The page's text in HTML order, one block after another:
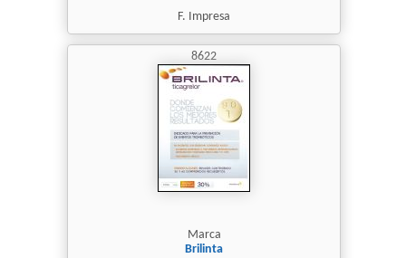
F. Impresa
8622
Marca
Brilinta